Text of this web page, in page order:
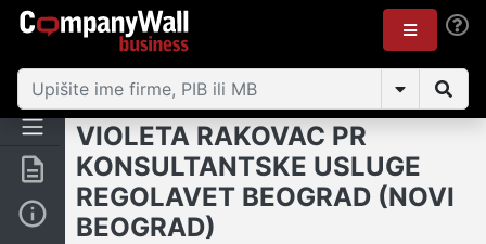
Rezime
Osnovni podaci
VIOLETA RAKOVAC PR
KONSULTANTSKE USLUGE
REGOLAVET BEOGRAD (NOVI
BEOGRAD)